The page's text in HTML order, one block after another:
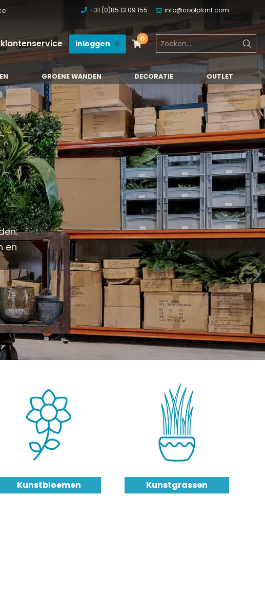
+31 (0)85 13 09 155 info@coolplant.com
klantenservice inloggen 0
GROENE WANDEN DECORATIE OUTLET
en
OUTLET
Kunstbloemen Kunstgrassen